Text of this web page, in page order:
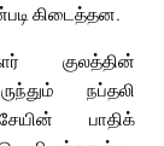
கிடைத்தன.
குலத்தின்
நப்தலி
பாதிக்